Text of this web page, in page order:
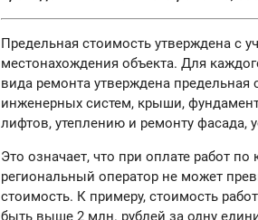
Предельная стоимость утверждена с
местонахождения объекта. Для
вида ремонта утверждена
инженерных систем, крыши,
лифтов, утеплению и ремонту фасада,
Это означает, что при оплате работ
региональный оператор не может
стоимость. К примеру, стоимость
быть выше 2 млн. рублей за одну